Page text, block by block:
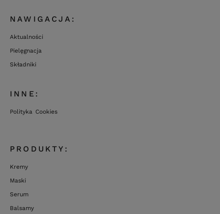
NAWIGACJA:
Aktualności
Pielęgnacja
Składniki
INNE:
Polityka Cookies
PRODUKTY:
Kremy
Maski
Serum
Balsamy